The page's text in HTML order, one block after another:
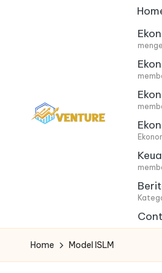
o
v
Home Model ISLM